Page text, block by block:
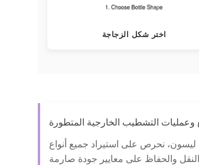
اختر شكل الزجاجة
ليسون، نحرص على استيراد جميع أنواع